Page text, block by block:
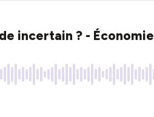
incertain ? - Économie